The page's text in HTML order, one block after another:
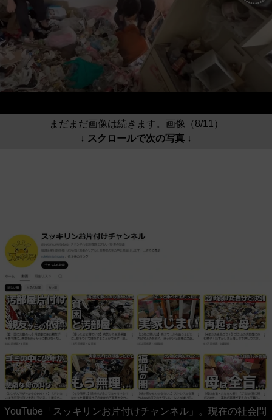
まだまだ画像は続きます。画像（8/11）
↓ スクロールで次の写真 ↓
YouTube「スッキリンお片付けチャンネル」。現在の社会問